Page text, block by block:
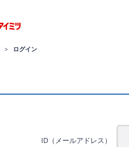
ログイン
ID（メールアドレス）